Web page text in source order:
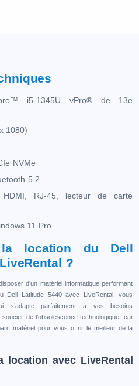
i5-1345U vPro® de 13e
1080)
NVMe
5.2
RJ-45, lecteur de carte
11 Pro
location du Dell
?
d’un matériel informatique performant
Dell Latitude 5440 avec LiveRental, vous
s’adapte parfaitement à vos besoins
de l’obsolescence technologique, car
matériel pour vous offrir le meilleur de la
location avec LiveRental